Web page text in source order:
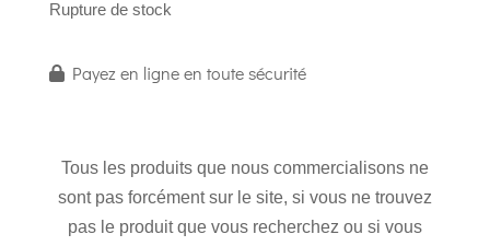
Rupture de stock
Payez en ligne en toute sécurité
Tous les produits que nous commercialisons ne
sont pas forcément sur le site, si vous ne trouvez
pas le produit que vous recherchez ou si vous